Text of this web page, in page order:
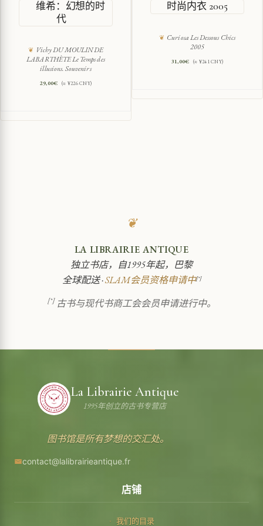
维希：幻想的时
代
Vichy DU MOULIN DE
LABARTHÈTE Le Temps des
illusions. Souvenirs
29,00€ (≈ ¥226 CNY)
时尚内衣 2005
Curiosa Les Dessous Chics
2005
31,00€ (≈ ¥241 CNY)
❦
LA LIBRAIRIE ANTIQUE
独立书店，自1995年起，巴黎
全球配送 ·SLAM会员资格申请中[*]
[*]古书与现代书商工会会员申请进行中。
La Librairie Antique
1995年创立的古书专营店
图书馆是所有梦想的交汇处。
contact@lalibrairieantique.fr
店铺
我们的目录